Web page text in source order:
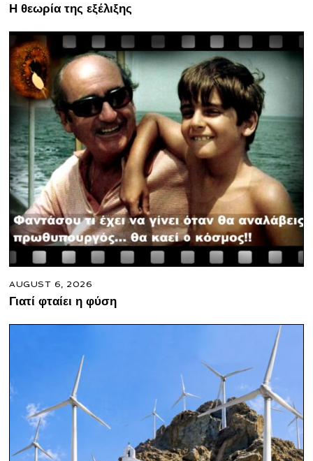
Η θεωρία της εξέλιξης
AUGUST 6, 2026
Γιατί φταίει η φύση